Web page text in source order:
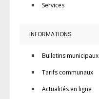
Services
INFORMATIONS
Bulletins municipaux
Tarifs communaux
Actualités en ligne